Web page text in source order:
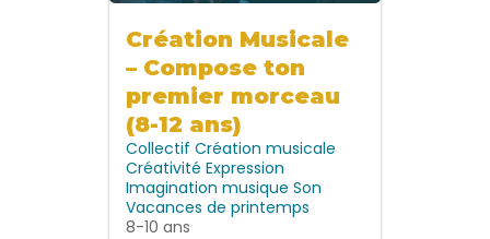
Création Musicale
– Compose ton
premier morceau
(8-12 ans)
Collectif Création musicale
Créativité Expression
Imagination musique Son
Vacances de printemps
8-10 ans